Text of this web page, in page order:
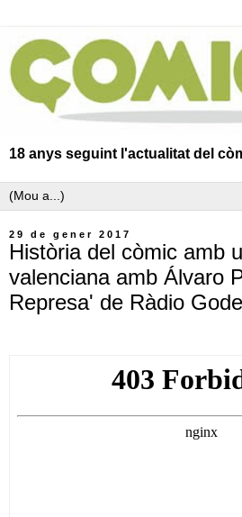
18 anys seguint l'actualitat del
29 de gener 2017
Història del còmic amb
valenciana amb Álvaro
Represa' de Ràdio